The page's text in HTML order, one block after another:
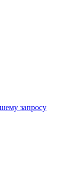
запросу